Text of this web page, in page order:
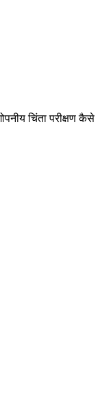
चिंता परीक्षण कैसे